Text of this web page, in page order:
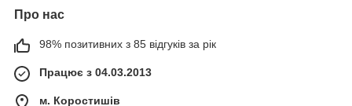
Про нас
98% позитивних з 85 відгуків за рік
Працює з 04.03.2013
м. Коростишів